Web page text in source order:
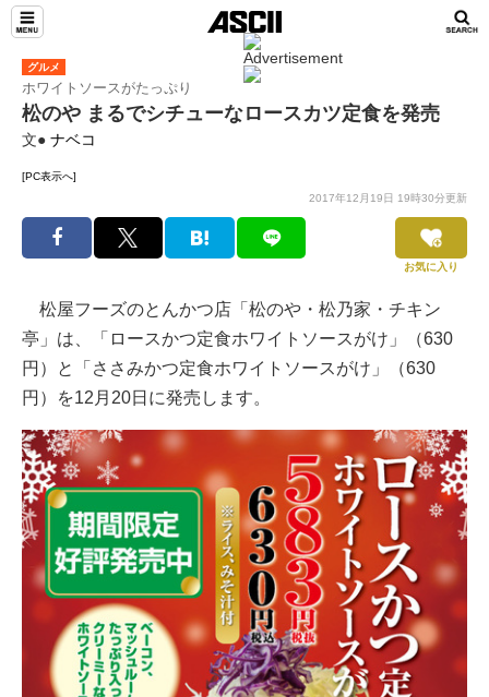
グルメ
ホワイトソースがたっぷり
松のや まるでシチューなロースカツ定食を発売
文● ナベコ
[PC表示へ]
2017年12月19日 19時30分更新
お気に入り
松屋フーズのとんかつ店「松のや・松乃家・チキン
亭」は、「ロースかつ定食ホワイトソースがけ」（630
円）と「ささみかつ定食ホワイトソースがけ」（630
円）を12月20日に発売します。